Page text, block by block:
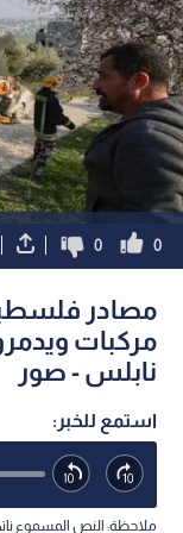
0
0
مركبات
نابلس - صور
استمع للخبر:
ملاحظة: النص المسموع